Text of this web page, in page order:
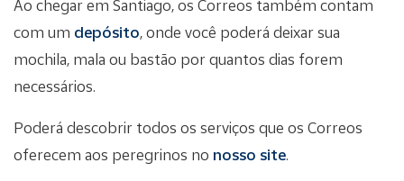
Ao chegar em Santiago, os Correos também contam
com um depósito, onde você poderá deixar sua
mochila, mala ou bastão por quantos dias forem
necessários.
Poderá descobrir todos os serviços que os Correos
oferecem aos peregrinos no nosso site.